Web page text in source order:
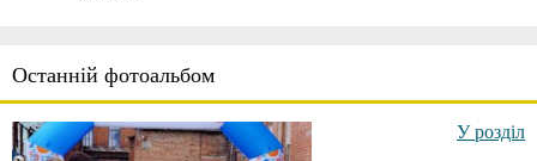
Останній фотоальбом
У розділ